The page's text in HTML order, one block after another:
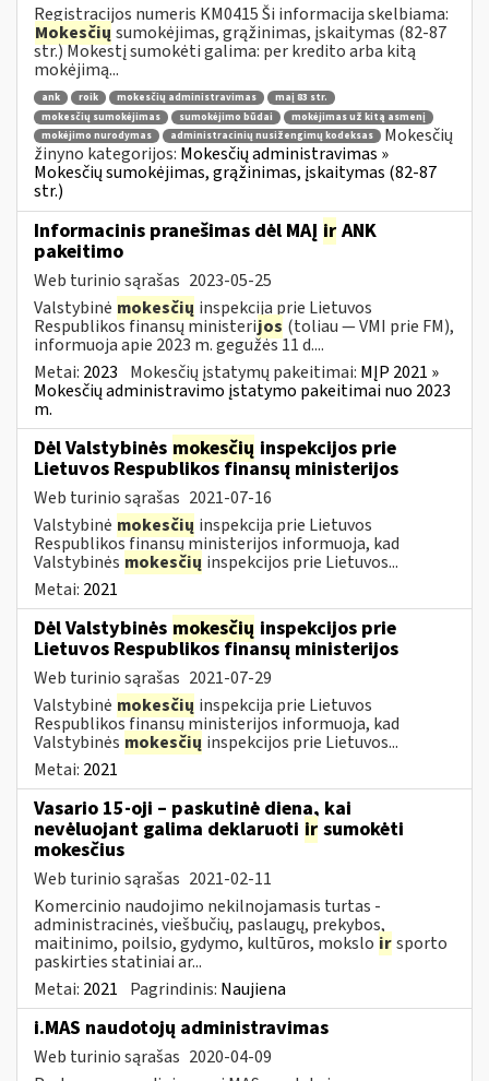
Registracijos numeris KM0415 Ši informacija skelbiama:
Mokesčių sumokėjimas, grąžinimas, įskaitymas (82-87
str.) Mokestį sumokėti galima: per kredito arba kitą
mokėjimą...
ank roik mokesčių administravimas
maį 83 str.
mokesčių sumokėjimas
sumokėjimo būdai
mokėjimas už kitą asmenį
mokėjimo nurodymas
administracinių nusižengimų kodeksas
Mokesčių
žinyno kategorijos: Mokesčių administravimas »
Mokesčių sumokėjimas, grąžinimas, įskaitymas (82-87
str.)
Informacinis pranešimas dėl MAĮ ir ANK
pakeitimo
Web turinio sąrašas 2023-05-25
Valstybinė mokesčių inspekcija prie Lietuvos
Respublikos finansų ministerijos (toliau — VMI prie FM),
informuoja apie 2023 m. gegužės 11 d....
Metai: 2023 Mokesčių įstatymų pakeitimai: MĮP 2021 »
Mokesčių administravimo įstatymo pakeitimai nuo 2023
m.
Dėl Valstybinės mokesčių inspekcijos prie
Lietuvos Respublikos finansų ministerijos
Web turinio sąrašas 2021-07-16
Valstybinė mokesčių inspekcija prie Lietuvos
Respublikos finansų ministerijos informuoja, kad
Valstybinės mokesčių inspekcijos prie Lietuvos...
Metai: 2021
Dėl Valstybinės mokesčių inspekcijos prie
Lietuvos Respublikos finansų ministerijos
Web turinio sąrašas 2021-07-29
Valstybinė mokesčių inspekcija prie Lietuvos
Respublikos finansų ministerijos informuoja, kad
Valstybinės mokesčių inspekcijos prie Lietuvos...
Metai: 2021
Vasario 15-oji – paskutinė diena, kai
nevėluojant galima deklaruoti ir sumokėti
mokesčius
Web turinio sąrašas 2021-02-11
Komercinio naudojimo nekilnojamasis turtas -
administracinės, viešbučių, paslaugų, prekybos,
maitinimo, poilsio, gydymo, kultūros, mokslo irsporto
paskirties statiniai ar...
Metai: 2021 Pagrindinis: Naujiena
i.MAS naudotojų administravimas
Web turinio sąrašas 2020-04-09